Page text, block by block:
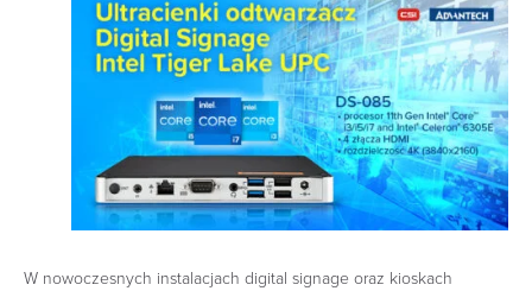
W nowoczesnych instalacjach digital signage oraz kioskach